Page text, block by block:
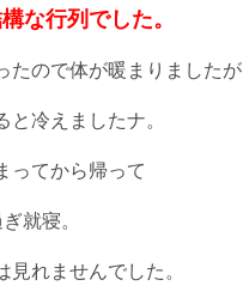
な行列でした。
たので体が暖まりましたが
と冷えましたナ。
ってから帰って
就寝。
見れませんでした。